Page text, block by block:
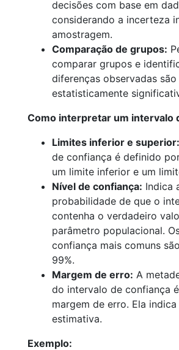
decisões com base em
considerando a incerteza
amostragem.
Comparação de grupos:
comparar grupos e
diferenças observadas são
estatisticamente
Como interpretar um intervalo
Limites inferior e superior:
de confiança é definido
um limite inferior e um
Nível de confiança: Indica
probabilidade de que o
contenha o verdadeiro
parâmetro populacional.
confiança mais comuns
99%.
Margem de erro: A
do intervalo de confiança
margem de erro. Ela
estimativa.
Exemplo: